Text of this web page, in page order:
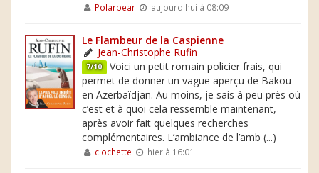
Polarbear aujourd'hui à 08:09
Le Flambeur de la Caspienne
Jean-Christophe Rufin
7/10 Voici un petit romain policier frais, qui
permet de donner un vague aperçu de Bakou
en Azerbaïdjan. Au moins, je sais à peu près où
c’est et à quoi cela ressemble maintenant,
après avoir fait quelques recherches
complémentaires. L’ambiance de l’amb (...)
clochette hier à 16:01